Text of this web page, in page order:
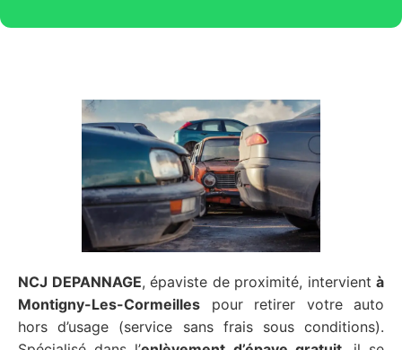
NCJ DEPANNAGE, épaviste de proximité, intervient à
Montigny-Les-Cormeilles pour retirer votre auto
hors d’usage (service sans frais sous conditions).